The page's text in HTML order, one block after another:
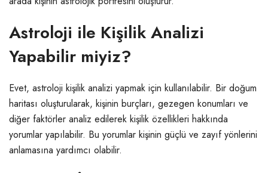
Astroloji ile Kişilik Analizi
Yapabilir miyiz?
Evet, astroloji kişilik analizi yapmak için kullanılabilir. Bir doğum
haritası oluşturularak, kişinin burçları, gezegen konumları ve
diğer faktörler analiz edilerek kişilik özellikleri hakkında
yorumlar yapılabilir. Bu yorumlar kişinin güçlü ve zayıf yönlerini
anlamasına yardımcı olabilir.